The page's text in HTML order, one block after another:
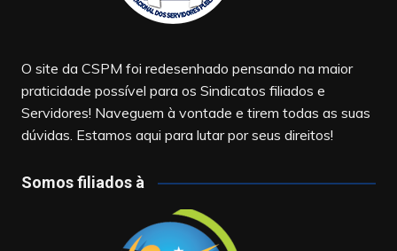
O site da CSPM foi redesenhado pensando na maior
praticidade possível para os Sindicatos filiados e
Servidores! Naveguem à vontade e tirem todas as suas
dúvidas. Estamos aqui para lutar por seus direitos!
Somos filiados à